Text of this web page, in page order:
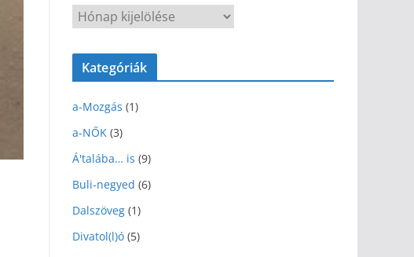
N
p
r
Kategóriák
a-Mozgás (1)
a-NŐK (3)
Á'talába… is (9)
Buli-negyed (6)
Dalszöveg (1)
Divatol(l)ó (5)